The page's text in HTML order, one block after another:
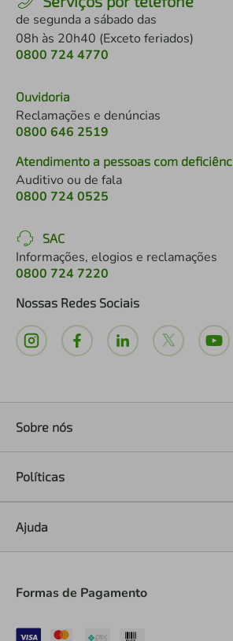
de segunda a sábado das
08h às 20h40 (Exceto feriados)
0800 724 4770
Ouvidoria
Reclamações e denúncias
0800 646 2519
Atendimento a pessoas com
Auditivo ou de fala
0800 724 0525
SAC
Informações, elogios e reclamações
0800 724 7220
Nossas Redes Sociais
Sobre nós
Políticas
Ajuda
Formas de Pagamento